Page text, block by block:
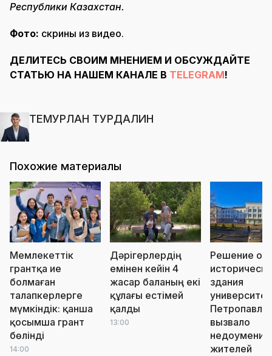
Республики Казахстан.
Фото: скрины из видео.
ДЕЛИТЕСЬ СВОИМ МНЕНИЕМ И ОБСУЖДАЙТЕ
СТАТЬЮ НА НАШЕМ КАНАЛЕ В TELEGRAM!
ТЕМУРЛАН ТУРДАЛИН
Похожие материалы
Мемлекеттік
грантқа ие
болмаған
талапкерлерге
мүмкіндік: қанша
қосымша грант
бөлінді
14:00
Дәрігерлердің
емінен кейін 4
жасар баланың екі
құлағы естімей
қалды
13:00
Решение о
здания
вызвало
недоумение
жителей